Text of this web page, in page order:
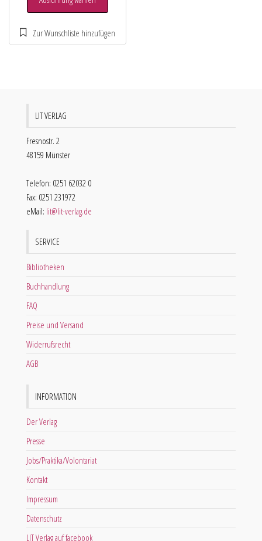
LIT VERLAG
Fresnostr. 2
48159 Münster
Telefon: 0251 62032 0
Fax: 0251 231972
eMail: lit@lit-verlag.de
SERVICE
Bibliotheken
Buchhandlung
FAQ
Preise und Versand
Widerrufsrecht
AGB
INFORMATION
Der Verlag
Presse
Jobs/Praktika/Volontariat
Kontakt
Impressum
Datenschutz
LIT Verlag auf facebook